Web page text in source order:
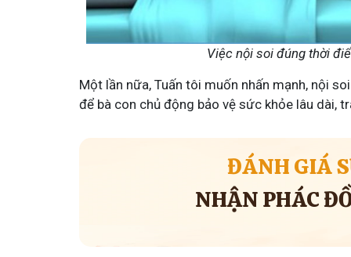
Việc nội soi đúng thời
Một lần nữa, Tuấn tôi muốn nhấn mạnh, nội
để bà con chủ động bảo vệ sức khỏe lâu dài,
ĐÁNH GIÁ
NHẬN PHÁC